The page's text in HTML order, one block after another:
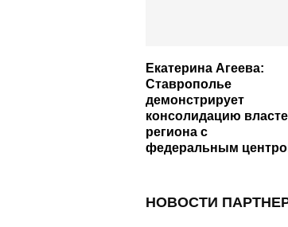
Екатерина Агеева:
Ставрополье
демонстрирует
консолидацию
региона с
федеральным
НОВОСТИ